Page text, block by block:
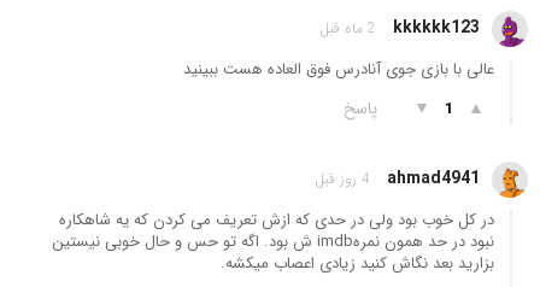
kkkkkk123 2 ماه قبل
عالی با بازی جوی آنادرس فوق العاده هست ببینید
▲
1
▼ پاسخ
ahmad4941 4 روز قبل
در کل خوب بود ولی در حدی که ازش تعریف می کردن که یه شاهکاره
نبود در حد همون نمرهimdb ش بود. اگه تو حس و حال خوبی نیستین
بزارید بعد نگاش کنید زیادی اعصاب میکشه.